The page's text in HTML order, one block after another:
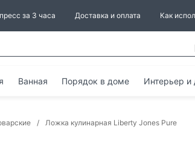
за 3 часа Доставка и оплата Как
Ванная Порядок в доме Интерьер и
Ложка кулинарная Liberty Jones Pure